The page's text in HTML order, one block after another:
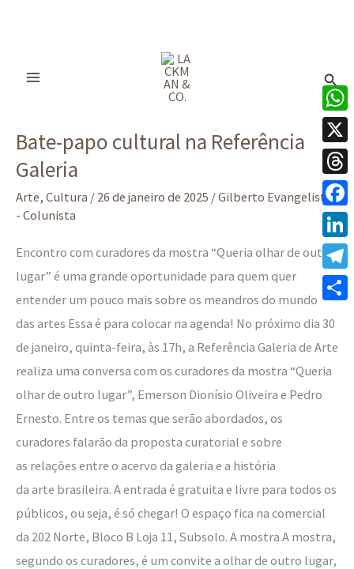
Bate-papo cultural na Referência
Galeria
Arte, Cultura / 26 de janeiro de 2025 /Gilberto Evangelista
- Colunista
Encontro com curadores da mostra “Queria olhar de outro
lugar” é uma grande oportunidade para quem quer
entender um pouco mais sobre os meandros do mundo
das artes Essa é para colocar na agenda! No próximo dia 30
de janeiro, quinta-feira, às 17h, a Referência Galeria de Arte
realiza uma conversa com os curadores da mostra “Queria
olhar de outro lugar”, Emerson Dionísio Oliveira e Pedro
Ernesto. Entre os temas que serão abordados, os
curadores falarão da proposta curatorial e sobre
as relações entre o acervo da galeria e a história
da arte brasileira. A entrada é gratuita e livre para todos os
públicos, ou seja, é só chegar! O espaço fica na comercial
da 202 Norte, Bloco B Loja 11, Subsolo. A mostra A mostra,
segundo os curadores, é um convite a olhar de outro lugar,
papo
cultural
na
Referência
X